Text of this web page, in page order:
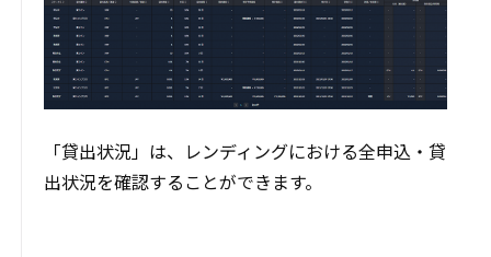
「貸出状況」は、レンディングにおける全申込・貸
出状況を確認することができます。